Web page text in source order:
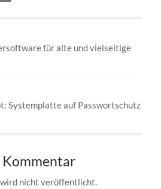
für alte und vielseitige
Systemplatte auf Passwortschutz
Kommentar
nicht veröffentlicht.